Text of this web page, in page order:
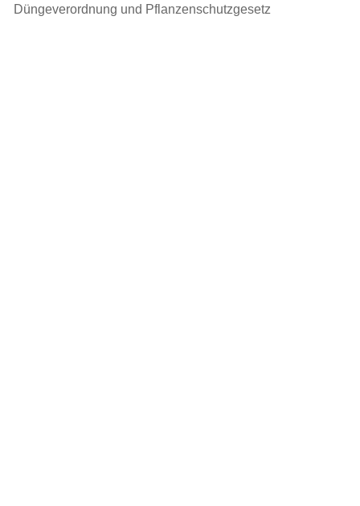
Düngeverordnung und Pflanzenschutzgesetz